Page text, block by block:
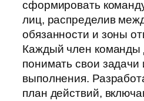
сформировать
лиц, распределив
обязанности и зоны
Каждый член команды
понимать свои задачи
выполнения.
план действий,